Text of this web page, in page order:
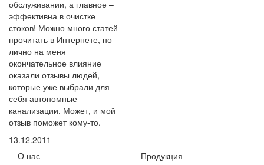
обслуживании, а главное –
эффективна в очистке
стоков! Можно много статей
прочитать в Интернете, но
лично на меня
окончательное влияние
оказали отзывы людей,
которые уже выбрали для
себя автономные
канализации. Может, и мой
отзыв поможет кому-то.
13.12.2011
О нас
Продукция